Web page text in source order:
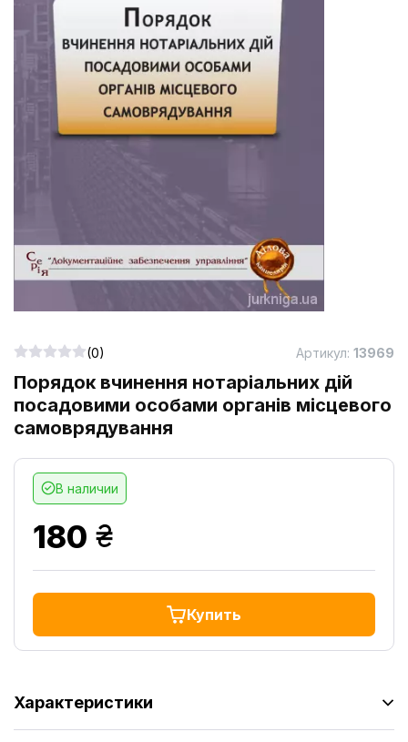
Порядок вчинення нотаріальних дій
посадовими особами органів місцевого
самоврядування
(0) Артикул: 13969
В наличии
180 грн.
Купить
Характеристики